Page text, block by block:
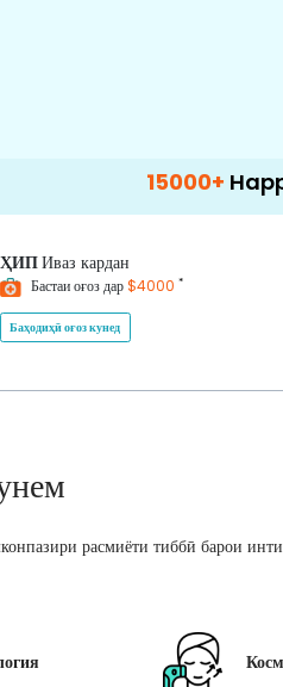
Happy Patients
ҲИПИваз кардан
Бастаи оғоз дар$4000 *
Баҳодиҳӣ оғоз кунед
расмиёти тиббӣ барои